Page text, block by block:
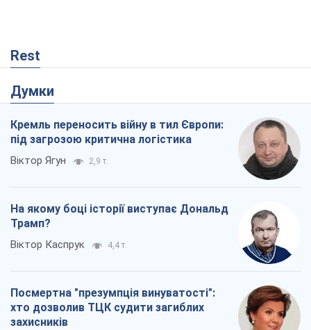
Rest
Думки
Кремль переносить війну в тил Європи:
під загрозою критична логістика
Віктор Ягун 2,9 т.
На якому боці історії виступає Дональд
Трамп?
Віктор Каспрук 4,4 т.
Посмертна "презумпція винуватості":
хто дозволив ТЦК судити загиблих
захисників